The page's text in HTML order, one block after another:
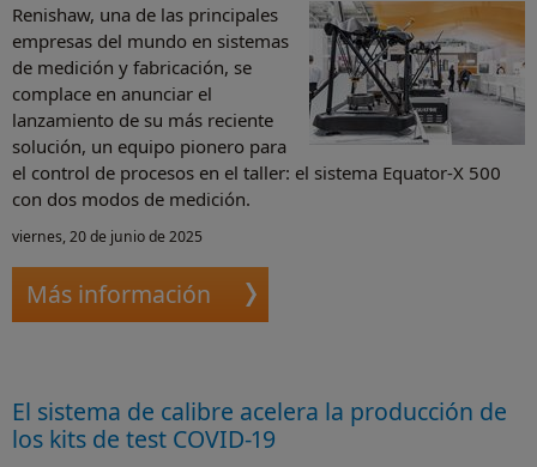
Renishaw, una de las principales
empresas del mundo en sistemas
de medición y fabricación, se
complace en anunciar el
lanzamiento de su más reciente
solución, un equipo pionero para
el control de procesos en el taller: el sistema Equator-X 500
con dos modos de medición.
viernes, 20 de junio de 2025
Más información
El sistema de calibre acelera la producción de
los kits de test COVID-19